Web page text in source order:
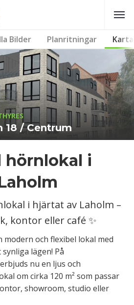
Bilder Planritningar Karta
18 / Centrum
hörnlokal i
i hjärtat av Laholm –
kontor eller café ✨
modern och flexibel lokal med
lägen! På
nu en ljus och
om cirka 120 m² som passar
showroom, studio eller